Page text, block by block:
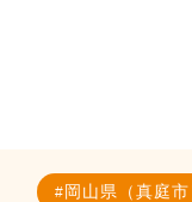
岡山県（真庭市